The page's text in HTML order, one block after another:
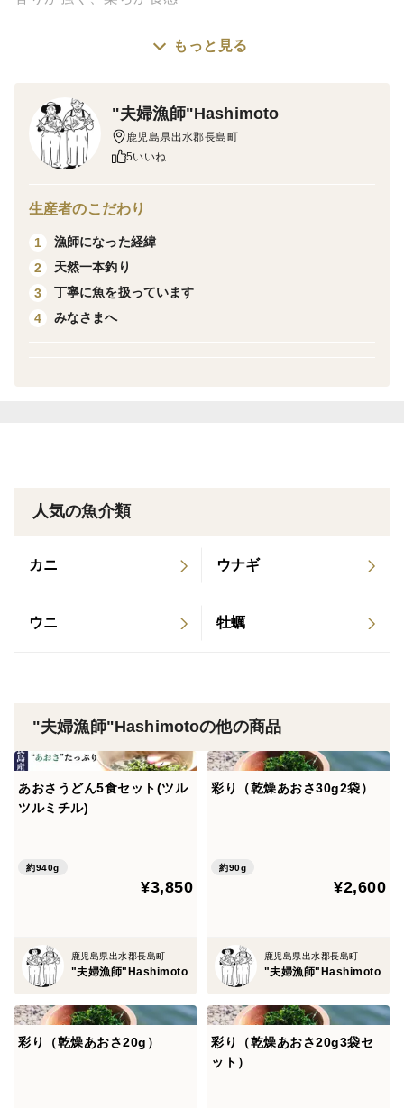
栽培・生産のこだわり
産地の特徴
潮流が早く干満差が大きいので良質なあおさが育ちま
す。
品種の特徴
もっと見る
"夫婦漁師"Hashimoto
鹿児島県出水郡長島町
5いいね
生産者のこだわり
1
漁師になった経緯
2
天然一本釣り
3
丁寧に魚を扱っています
4
みなさまへ
人気の魚介類
カニ ウナギ
ウニ 牡蠣
"夫婦漁師"Hashimotoの他の商品
あおさうどん5食セット(ツル
ツルミチル)
約940g
¥3,850
鹿児島県出水郡長島町
"夫婦漁師"Hashimoto
彩り（乾燥あおさ30g2袋）
約90g
¥2,600
鹿児島県出水郡長島町
"夫婦漁師"Hashimoto
彩り（乾燥あおさ20g）
彩り（乾燥あおさ20g3袋セ
ット）